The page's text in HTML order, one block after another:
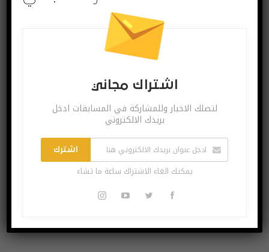
اشتراك مجاني
لتصلك الاخبار وللمشاركة في المسابقات ادخل بريدك
اشترك
اشتراك مجاني
لتصلك الاخبار وللمشاركة في المسابقات ادخل
بريدك الالكتروني
اشترك
يمكنك الغاء الاشتراك ساعة ما تشاء